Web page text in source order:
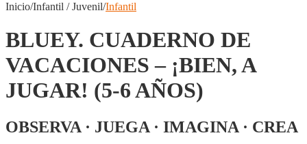
Inicio/Infantil / Juvenil/Infantil
BLUEY. CUADERNO DE
VACACIONES – ¡BIEN, A
JUGAR! (5-6 AÑOS)
OBSERVA · JUEGA · IMAGINA · CREA